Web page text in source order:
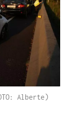
Alberte)